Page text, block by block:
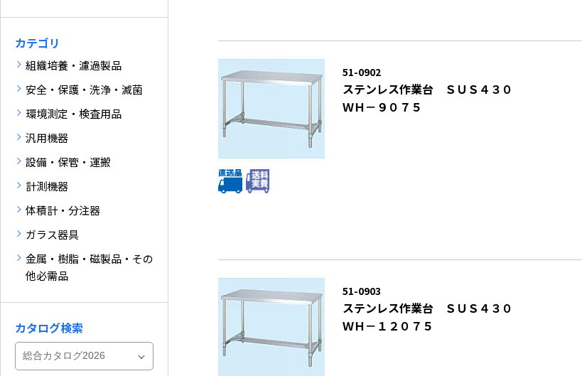
51-0902
ステンレス作業台 ＳＵＳ４３０
ＷＨ－９０７５
51-0903
ステンレス作業台 ＳＵＳ４３０
ＷＨ－１２０７５
カテゴリ
組織培養・濾過製品
安全・保護・洗浄・滅菌
環境測定・検査用品
汎用機器
設備・保管・運搬
計測機器
体積計・分注器
ガラス器具
金属・樹脂・磁製品・その
他必需品
カタログ検索